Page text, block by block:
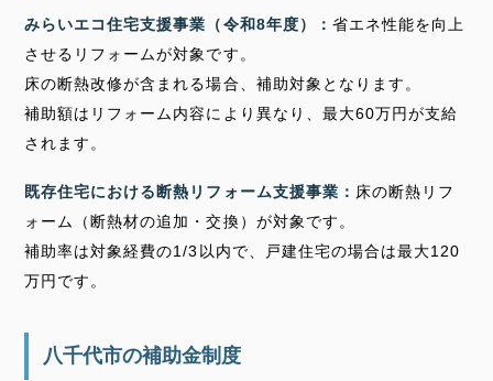
みらいエコ住宅支援事業（令和8年度）： 省エネ性能を向上
させるリフォームが対象です。
床の断熱改修が含まれる場合、補助対象となります。
補助額はリフォーム内容により異なり、最大60万円が支給
されます。
既存住宅における断熱リフォーム支援事業： 床の断熱リフ
ォーム（断熱材の追加・交換）が対象です。
補助率は対象経費の1/3以内で、戸建住宅の場合は最大120
万円です。
八千代市の補助金制度